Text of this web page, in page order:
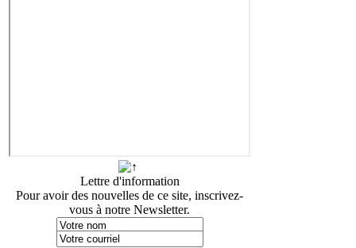
Lettre d'information
Pour avoir des nouvelles de ce site, inscrivez-
vous à notre Newsletter.